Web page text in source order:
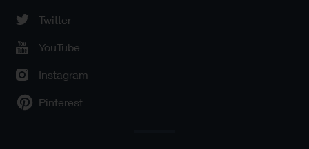
Twitter
YouTube
Instagram
Pinterest